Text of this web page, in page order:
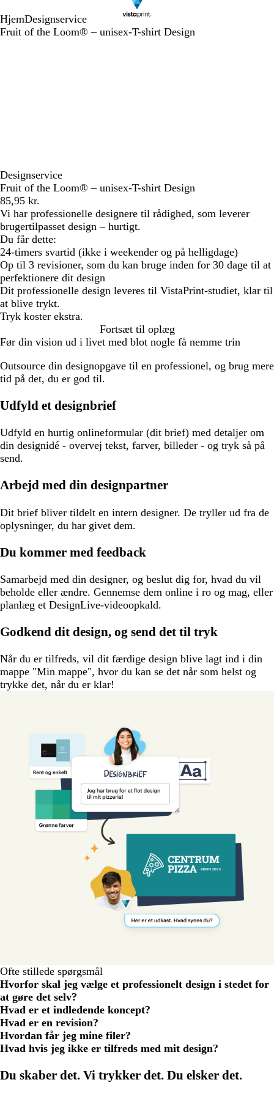
HjemDesignservice
Fruit of the Loom® – unisex-T-shirt Design
Designservice
Fruit of the Loom® – unisex-T-shirt Design
85,95 kr.
Vi har professionelle designere til rådighed, som leverer
brugertilpasset design – hurtigt.
Du får dette:
24-timers svartid (ikke i weekender og på helligdage)
Op til 3 revisioner, som du kan bruge inden for 30 dage til at
perfektionere dit design
Dit professionelle design leveres til VistaPrint-studiet, klar til
at blive trykt.
Tryk koster ekstra.
Fortsæt til oplæg
Før din vision ud i livet med blot nogle få nemme trin
Outsource din designopgave til en professionel, og brug mere
tid på det, du er god til.
Udfyld et designbrief
Udfyld en hurtig onlineformular (dit brief) med detaljer om
din designidé - overvej tekst, farver, billeder - og tryk så på
send.
Arbejd med din designpartner
Dit brief bliver tildelt en intern designer. De tryller ud fra de
oplysninger, du har givet dem.
Du kommer med feedback
Samarbejd med din designer, og beslut dig for, hvad du vil
beholde eller ændre. Gennemse dem online i ro og mag, eller
planlæg et DesignLive-videoopkald.
Godkend dit design, og send det til tryk
Når du er tilfreds, vil dit færdige design blive lagt ind i din
mappe "Min mappe", hvor du kan se det når som helst og
trykke det, når du er klar!
Ofte stillede spørgsmål
Hvorfor skal jeg vælge et professionelt design i stedet for
at gøre det selv?
Hvad er et indledende koncept?
Hvad er en revision?
Hvordan får jeg mine filer?
Hvad hvis jeg ikke er tilfreds med mit design?
...
Du skaber det. Vi trykker det. Du elsker det.